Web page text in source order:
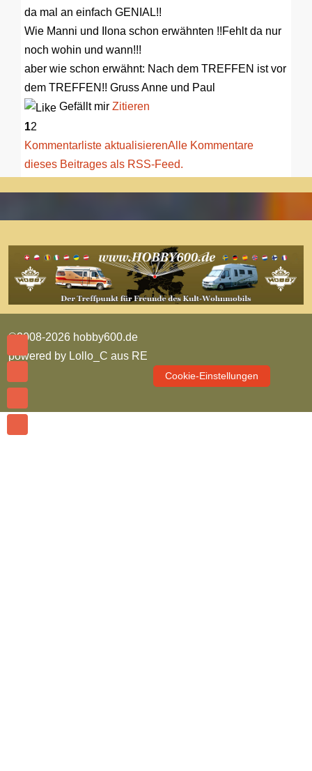
da mal an einfach GENIAL!!
Wie Manni und Ilona schon erwähnten !!Fehlt da nur
noch wohin und wann!!!
aber wie schon erwähnt: Nach dem TREFFEN ist vor
dem TREFFEN!! Gruss Anne und Paul
Gefällt mir Zitieren
12
Kommentarliste aktualisierenAlle Kommentare
dieses Beitrages als RSS-Feed.
©2008-2026 hobby600.de
powered by Lollo_C aus RE
Cookie-Einstellungen